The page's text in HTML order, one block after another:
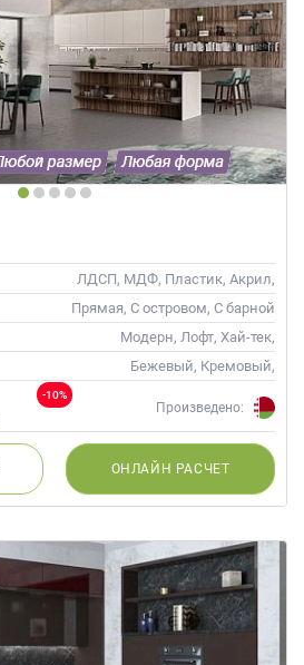
ЛДСП, МДФ, Пластик, Акрил,
Пленка, Alvic / УФ лак
Прямая, С островом, С барной
стойкой
Модерн, Лофт, Хай-тек,
Современные
Бежевый, Кремовый,
Коричневый, Капучино
-10%
Произведено:
ОНЛАЙН РАСЧЕТ